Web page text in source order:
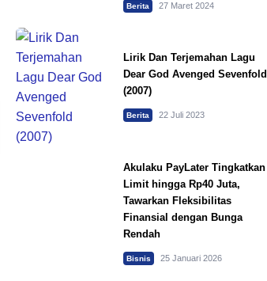
Berita 27 Maret 2024
Lirik Dan Terjemahan Lagu
Dear God Avenged Sevenfold
(2007)
Berita 22 Juli 2023
Akulaku PayLater Tingkatkan
Limit hingga Rp40 Juta,
Tawarkan Fleksibilitas
Finansial dengan Bunga
Rendah
Bisnis 25 Januari 2026